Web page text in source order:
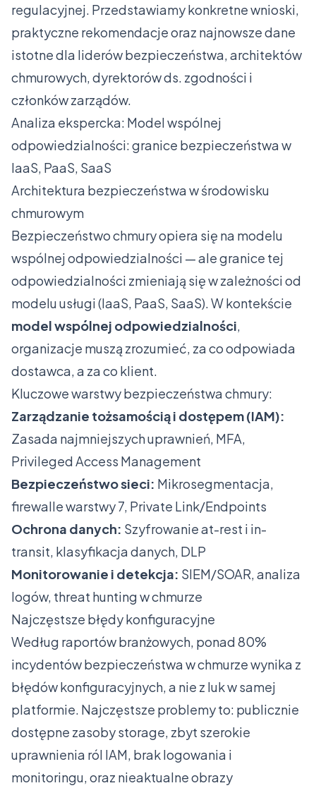
regulacyjnej. Przedstawiamy konkretne wnioski,
praktyczne rekomendacje oraz najnowsze dane
istotne dla liderów bezpieczeństwa, architektów
chmurowych, dyrektorów ds. zgodności i
członków zarządów.
Analiza ekspercka: Model wspólnej
odpowiedzialności: granice bezpieczeństwa w
IaaS, PaaS, SaaS
Architektura bezpieczeństwa w środowisku
chmurowym
Bezpieczeństwo chmury opiera się na modelu
wspólnej odpowiedzialności — ale granice tej
odpowiedzialności zmieniają się w zależności od
modelu usługi (IaaS, PaaS, SaaS). W kontekście
model wspólnej odpowiedzialności,
organizacje muszą zrozumieć, za co odpowiada
dostawca, a za co klient.
Kluczowe warstwy bezpieczeństwa chmury:
Zarządzanie tożsamością i dostępem (IAM):
Zasada najmniejszych uprawnień, MFA,
Privileged Access Management
Bezpieczeństwo sieci: Mikrosegmentacja,
firewalle warstwy 7, Private Link/Endpoints
Ochrona danych: Szyfrowanie at-rest i in-
transit, klasyfikacja danych, DLP
Monitorowanie i detekcja: SIEM/SOAR, analiza
logów, threat hunting w chmurze
Najczęstsze błędy konfiguracyjne
Według raportów branżowych, ponad 80%
incydentów bezpieczeństwa w chmurze wynika z
błędów konfiguracyjnych, a nie z luk w samej
platformie. Najczęstsze problemy to: publicznie
dostępne zasoby storage, zbyt szerokie
uprawnienia ról IAM, brak logowania i
monitoringu, oraz nieaktualne obrazy